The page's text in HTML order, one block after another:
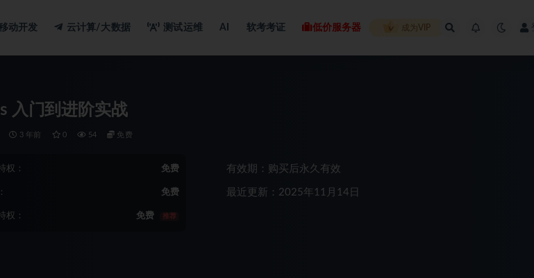
动开发 云计算/大数据 测试运维 AI 软考考证 低价服务器 成为VIP
入门到进阶实战
3 年前 0 54 免费
权： 免费
免费
权： 免费 推荐
有效期：购买后永久有效
最近更新：2025年11月14日